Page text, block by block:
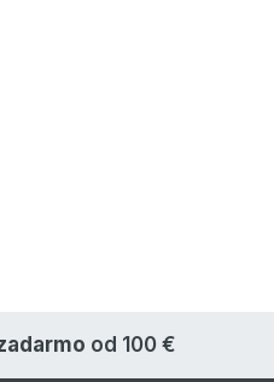
od 100 €